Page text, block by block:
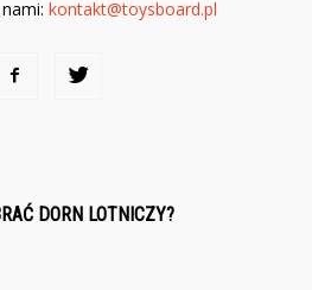
kontakt@toysboard.pl
DORN LOTNICZY?